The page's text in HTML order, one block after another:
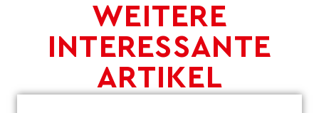
WEITERE
INTERESSANTE
ARTIKEL